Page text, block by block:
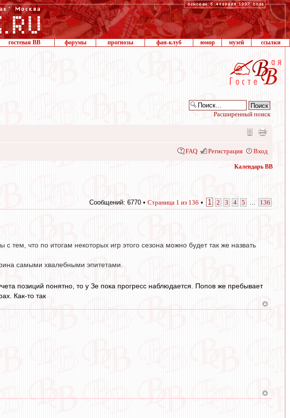
гостевая ВВ форумы прогнозы фан-клуб юмор музей ссылки
Расширенный поиск
FAQ Регистрация Вход
Календарь ВВ
Сообщений: 6770 • Страница 1 из 136 • 1 2 3 4 5 136
тем, что по итогам некоторых игр этого сезона можно будет так же назвать
самыми хвалебными эпитетами.
позиций понятно, то у Зе пока прогресс наблюдается. Попов же пребывает
Как-то так